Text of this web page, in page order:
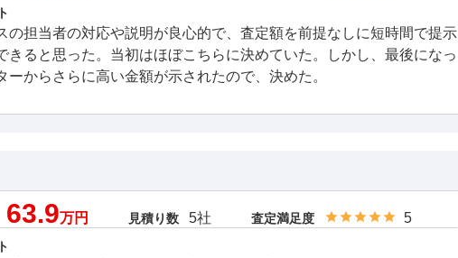
の担当者の対応や説明が良心的で、査定額を前提なしに短時間で提示
きると思った。当初はほぼこちらに決めていた。しかし、最後になっ
ーからさらに高い金額が示されたので、決めた。
63.9万円 見積り数 5社 査定満足度 5